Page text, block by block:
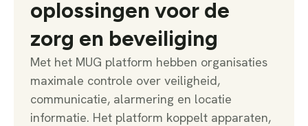
oplossingen voor de
zorg en beveiliging
Met het MUG platform hebben organisaties
maximale controle over veiligheid,
communicatie, alarmering en locatie
informatie. Het platform koppelt apparaten,